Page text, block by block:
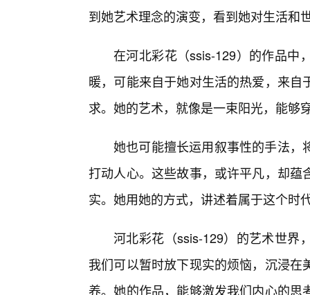
到她艺术理念的演变，看到她对生活和
在河北彩花（ssis-129）的作品中
暖，可能来自于她对生活的热爱，来
求。她的艺术，就像是一束阳光，能够
她也可能擅长运用叙事性的手法，
打动人心。这些故事，或许平凡，却
实。她用她的方式，讲述着属于这个时
河北彩花（ssis-129）的艺术世界
我们可以暂时放下现实的烦恼，沉浸
养。她的作品，能够激发我们内心的